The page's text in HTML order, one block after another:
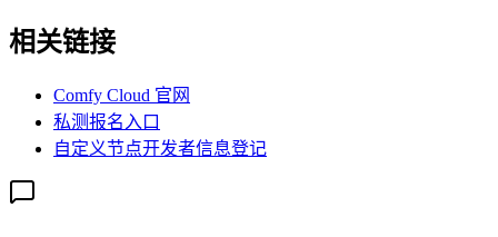
相关链接
Comfy Cloud 官网
私测报名入口
自定义节点开发者信息登记